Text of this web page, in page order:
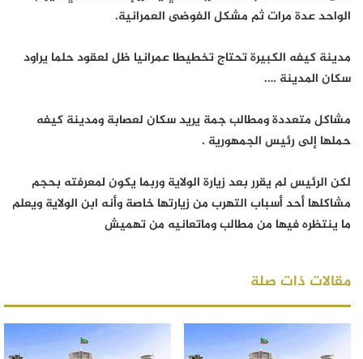
الواحد عدة مرات ثم مشكل الفوضى العمرانية.
مدينة كيفه الكبيرة تحتاج تخطيطا عمرانيا ظل لعقود حلما يراود
سكان المدينة ….
مشاكل متعددة ومطالب جمة يريد سكان لعصابة ومدينة كيفه
حملها إلى رئيس الجمهورية .
لكن الرئيس لم يقرر بعد زيارة الولاية وربما يكون لمعرفته بحجم
مشاكلها أحد أسباب التهرب من زيارتها خاصة وأنه ابن الولاية ويعلم
ما ينتظره فيها من مطالب وماتعانيه من تهميش
مقالات ذات صلة